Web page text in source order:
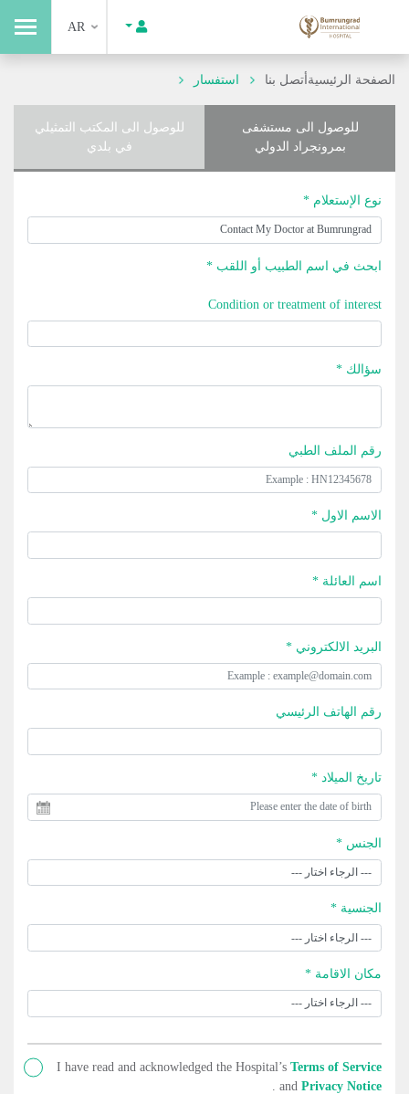
AR
الصفحة الرئيسيةأتصل بنا استفسار
للوصول الى مستشفى
بمرونجراد الدولي
للوصول الى المكتب التمثيلي
في بلدي
نوع الإستعلام *
ابحث في اسم الطبيب أو اللقب *
Condition or treatment of interest
سؤالك *
رقم الملف الطبي
الاسم الاول *
اسم العائلة *
البريد الالكتروني *
رقم الهاتف الرئيسي
تاريخ الميلاد *
الجنس *
الجنسية *
مكان الاقامة *
I have read and acknowledged the Hospital’s Terms of Service
and Privacy Notice